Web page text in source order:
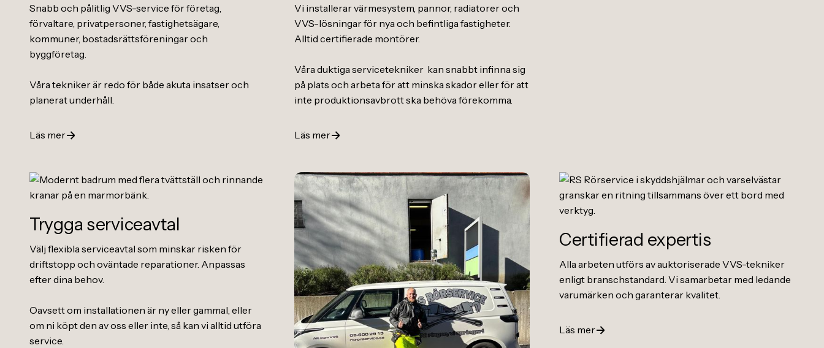
Snabb och pålitlig VVS-service för företag,
förvaltare, privatpersoner, fastighetsägare,
kommuner, bostadsrättsföreningar och
byggföretag.
Våra tekniker är redo för både akuta insatser och
planerat underhåll.
Läs mer
Vi installerar värmesystem, pannor, radiatorer och
VVS-lösningar för nya och befintliga fastigheter.
Alltid certifierade montörer.
Våra duktiga servicetekniker kan snabbt infinna sig
på plats och arbeta för att minska skador eller för att
inte produktionsavbrott ska behöva förekomma.
Läs mer
Trygga serviceavtal
Välj flexibla serviceavtal som minskar risken för
driftstopp och oväntade reparationer. Anpassas
efter dina behov.
Oavsett om installationen är ny eller gammal, eller
om ni köpt den av oss eller inte, så kan vi alltid utföra
service.
Certifierad expertis
Alla arbeten utförs av auktoriserade VVS-tekniker
enligt branschstandard. Vi samarbetar med ledande
varumärken och garanterar kvalitet.
Läs mer